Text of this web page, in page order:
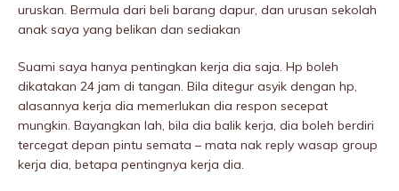
uruskan. Bermula dari beli barang dapur, dan urusan sekolah
anak saya yang belikan dan sediakan
Suami saya hanya pentingkan kerja dia saja. Hp boleh
dikatakan 24 jam di tangan. Bila ditegur asyik dengan hp,
alasannya kerja dia memerIukan dia respon secepat
mungkin. Bayangkan lah, bila dia balik kerja, dia boleh berdiri
tercegat depan pintu semata – mata nak reply wasap group
kerja dia, betapa pentingnya kerja dia.